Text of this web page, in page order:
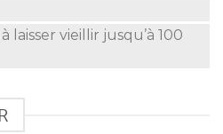
vieillir jusqu’à 100